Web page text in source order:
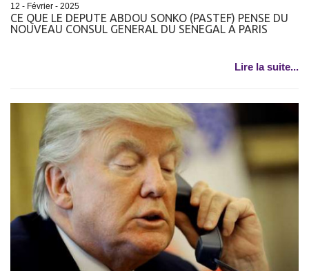
12 - Février - 2025
CE QUE LE DEPUTE ABDOU SONKO (PASTEF) PENSE DU
NOUVEAU CONSUL GENERAL DU SENEGAL A PARIS
Lire la suite...